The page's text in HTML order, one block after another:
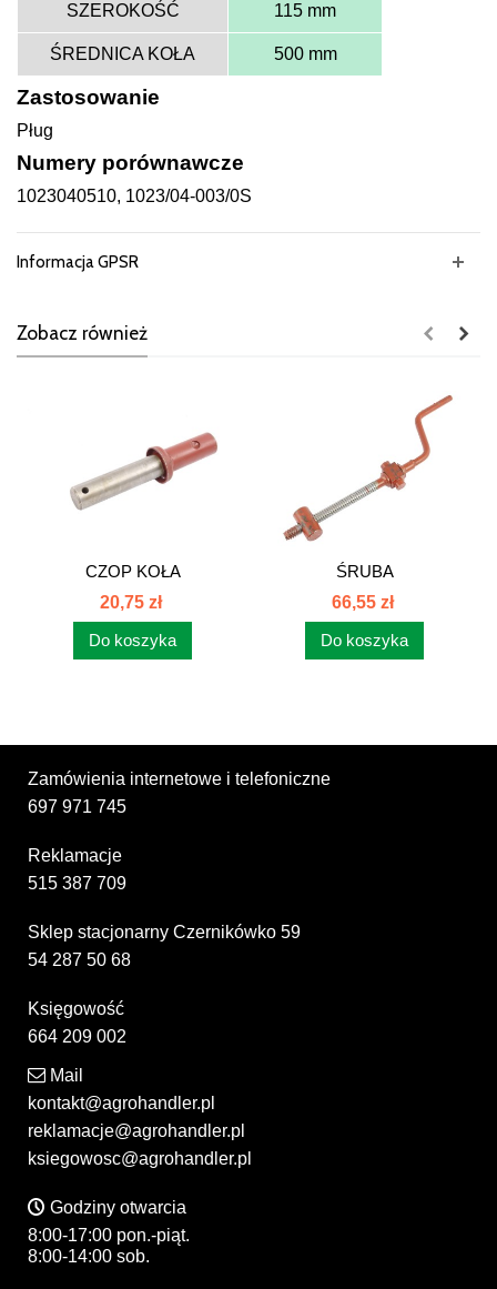
SZEROKOŚĆ 115 mm
ŚREDNICA KOŁA 500 mm
Zastosowanie
Pług
Numery porównawcze
1023040510, 1023/04-003/0S
Informacja GPSR
Zobacz również
CZOP KOŁA
PODPOROWEGO
PŁUGA...
20,75 zł
Do koszyka
ŚRUBA
REGUL.PIONOWA
1023040500
66,55 zł
Do koszyka
Zamówienia internetowe i telefoniczne
697 971 745
Reklamacje
515 387 709
Sklep stacjonarny Czernikówko 59
54 287 50 68
Księgowość
664 209 002
Mail
kontakt@agrohandler.pl
reklamacje@agrohandler.pl
ksiegowosc@agrohandler.pl
Godziny otwarcia
8:00-17:00 pon.-piąt.
8:00-14:00 sob.